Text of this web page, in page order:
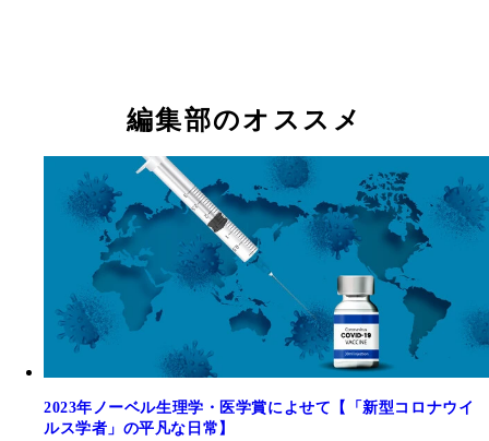
編集部のオススメ
2023年ノーベル生理学・医学賞によせて【「新型コロナウイ
ルス学者」の平凡な日常】